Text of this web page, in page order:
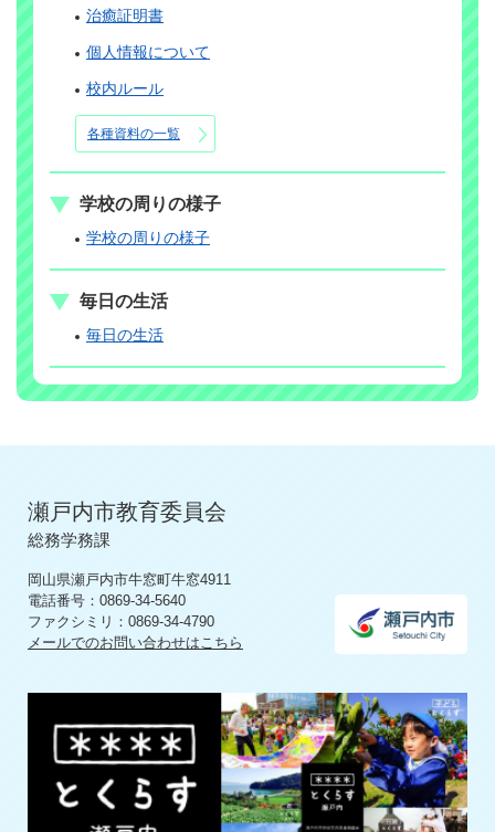
治癒証明書
個人情報について
校内ルール
各種資料の一覧
学校の周りの様子
学校の周りの様子
毎日の生活
毎日の生活
瀬戸内市教育委員会
総務学務課
岡山県瀬戸内市牛窓町牛窓4911
電話番号：0869-34-5640
ファクシミリ：0869-34-4790
メールでのお問い合わせはこちら